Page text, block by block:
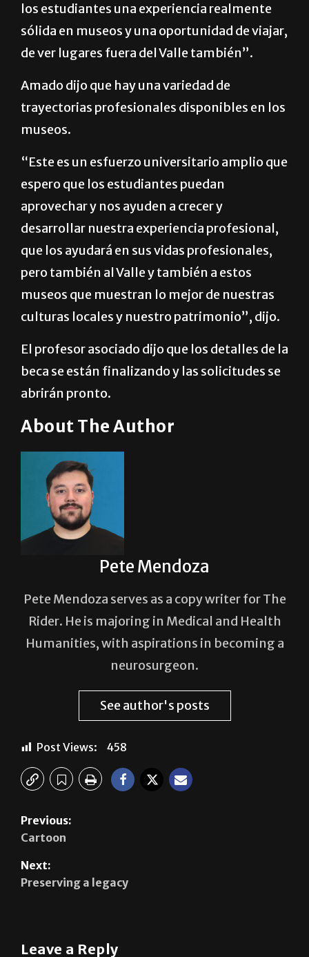
los estudiantes una experiencia realmente
sólida en museos y una oportunidad de viajar,
de ver lugares fuera del Valle también”.
Amado dijo que hay una variedad de
trayectorias profesionales disponibles en los
museos.
“Este es un esfuerzo universitario amplio que
espero que los estudiantes puedan
aprovechar y nos ayuden a crecer y
desarrollar nuestra experiencia profesional,
que los ayudará en sus vidas profesionales,
pero también al Valle y también a estos
museos que muestran lo mejor de nuestras
culturas locales y nuestro patrimonio”, dijo.
El profesor asociado dijo que los detalles de la
beca se están finalizando y las solicitudes se
abrirán pronto.
About The Author
Pete Mendoza
Pete Mendoza serves as a copy writer for The
Rider. He is majoring in Medical and Health
Humanities, with aspirations in becoming a
neurosurgeon.
See author's posts
Post Views: 458
Previous:
Cartoon
Next:
Preserving a legacy
Leave a Reply